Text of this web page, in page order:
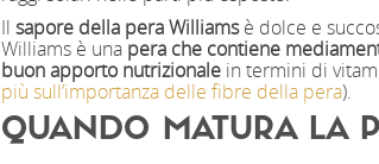
Il sapore della pera Williamsè dolce e
Williams è una pera che contiene
buon apporto nutrizionale in termini di
più sull’importanza delle fibre della pera).
QUANDO MATURA LA